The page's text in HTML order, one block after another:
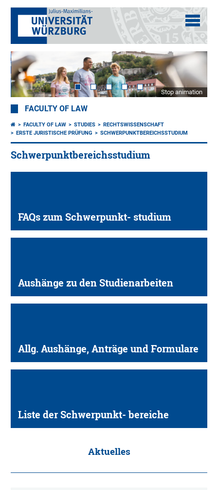
Stop animation
FACULTY OF LAW
FACULTY OF LAW STUDIES
RECHTSWISSENSCHAFT
ERSTE JURISTISCHE PRÜFUNG
SCHWERPUNKTBEREICHSSTUDIUM
Schwerpunktbereichsstudium
FAQs zum Schwerpunkt- studium
Aushänge zu den Studienarbeiten
Allg. Aushänge, Anträge und Formulare
Liste der Schwerpunkt- bereiche
Aktuelles